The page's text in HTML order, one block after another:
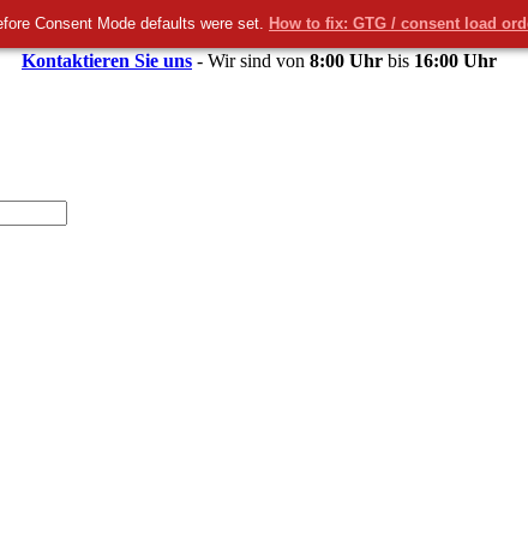
Consent Mode defaults were set. How to fix: GTG / consent load
Kontaktieren Sie uns- Wir sind von8:00 Uhrbis16:00 Uhr